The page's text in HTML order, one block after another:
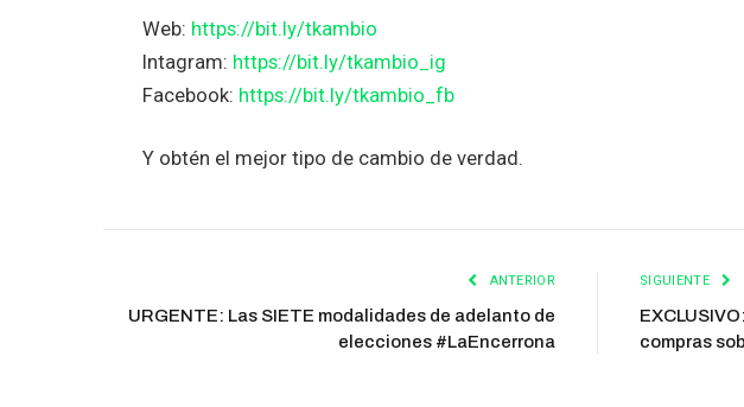
Web: https://bit.ly/tkambio
Intagram: https://bit.ly/tkambio_ig
Facebook: https://bit.ly/tkambio_fb
Y obtén el mejor tipo de cambio de verdad.
ANTERIOR
URGENTE: Las SIETE modalidades de adelanto de
elecciones #LaEncerrona
SIGUIENTE
compras